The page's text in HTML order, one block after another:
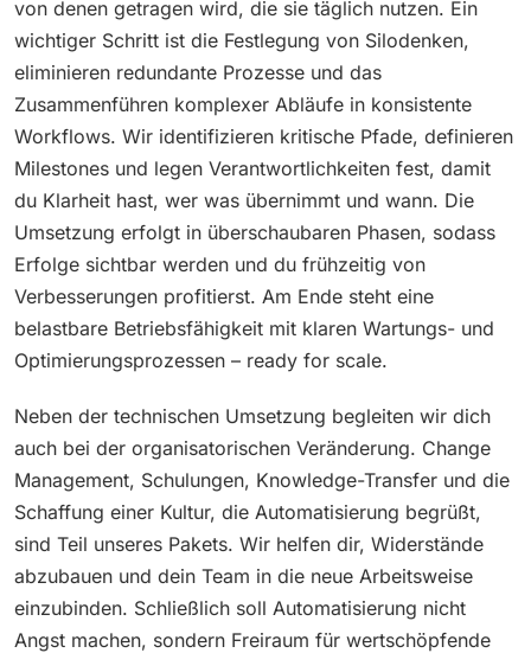
von denen getragen wird, die sie täglich nutzen. Ein
wichtiger Schritt ist die Festlegung von Silodenken,
eliminieren redundante Prozesse und das
Zusammenführen komplexer Abläufe in konsistente
Workflows. Wir identifizieren kritische Pfade, definieren
Milestones und legen Verantwortlichkeiten fest, damit
du Klarheit hast, wer was übernimmt und wann. Die
Umsetzung erfolgt in überschaubaren Phasen, sodass
Erfolge sichtbar werden und du frühzeitig von
Verbesserungen profitierst. Am Ende steht eine
belastbare Betriebsfähigkeit mit klaren Wartungs- und
Optimierungsprozessen – ready for scale.
Neben der technischen Umsetzung begleiten wir dich
auch bei der organisatorischen Veränderung. Change
Management, Schulungen, Knowledge-Transfer und die
Schaffung einer Kultur, die Automatisierung begrüßt,
sind Teil unseres Pakets. Wir helfen dir, Widerstände
abzubauen und dein Team in die neue Arbeitsweise
einzubinden. Schließlich soll Automatisierung nicht
Angst machen, sondern Freiraum für wertschöpfende